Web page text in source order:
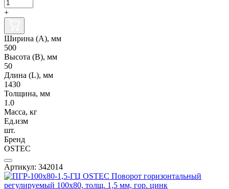
+
Ширина (А), мм
500
Высота (В), мм
50
Длина (L), мм
1430
Толщина, мм
1.0
Масса, кг
Ед.изм
шт.
Бренд
OSTEC
Артикул: 342014